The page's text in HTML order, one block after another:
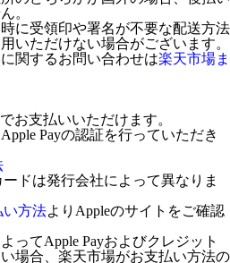
。
に受領印や署名が不要な配送方法
いただけない場合がございます。
関するお問い合わせは楽天市場ま
お支払いいただけます。
Payの認証を行っていただき
ドは発行会社によって異なりま
い方法よりAppleのサイトをご確認
ってApple Payおよびクレジット
場合、楽天市場がお支払い方法の